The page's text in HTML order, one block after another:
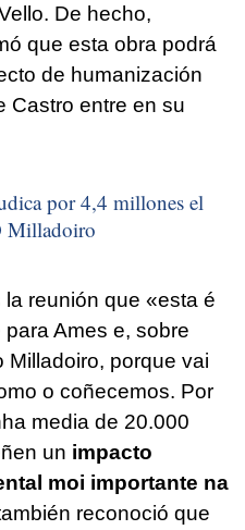
De hecho,
que esta obra podrá
de humanización
Castro entre en su
por 4,4 millones el
Milladoiro
reunión que «esta é
Ames e, sobre
porque vai
o coñecemos. Por
media de 20.000
un impacto
moi importante na
reconoció que